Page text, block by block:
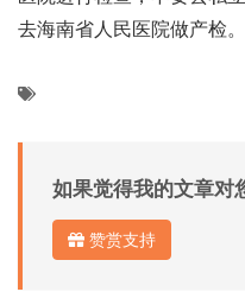
去海南省人民医院做产检。
如果觉得我的文章对
赞赏支持